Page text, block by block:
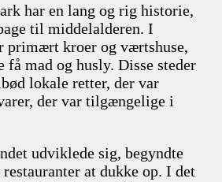
har en lang og rig historie,
til middelalderen. I
primært kroer og værtshuse,
få mad og husly. Disse steder
lokale retter, der var
der var tilgængelige i
udviklede sig, begyndte
at dukke op. I det